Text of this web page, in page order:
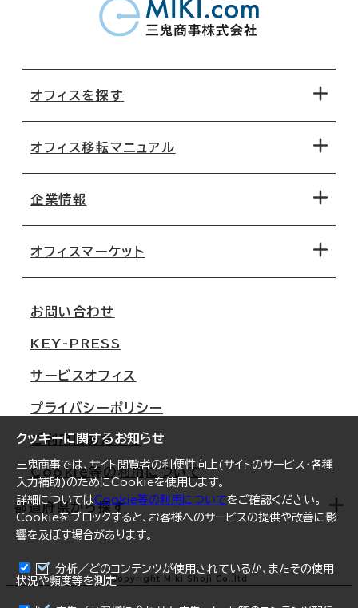
クッキーに関するお知らせ
三鬼商事では、サイト閲覧者の利便性向上(サイトのサービス・各種
入力補助)のためにCookieを使用します。
詳細についてはCookie等の利用についてをご確認ください。
Cookieをブロックすると、お客様へのサービスの提供や改善に影
響を及ぼす場合があります。
分析／どのコンテンツが使用されているか、またその使用
状況や頻度等を測定
オフィスを探す
地図から探す
路線・駅から探す
オフィス移転マニュアル
移転コストシミュレーション
移転スケジュール
オフィス移転Q&A
企業情報
オフィスマーケット
大阪
名古屋
札幌
仙台
横浜
福岡
オフィスリポート
ログイン
お問い合わせ
KEY-PRESS
サービスオフィス
プライバシーポリシー
ご利用にあたって
Cookie等の利用について
都道府県から探す
北海道 Copyright Miki Shoji Co.,ltd